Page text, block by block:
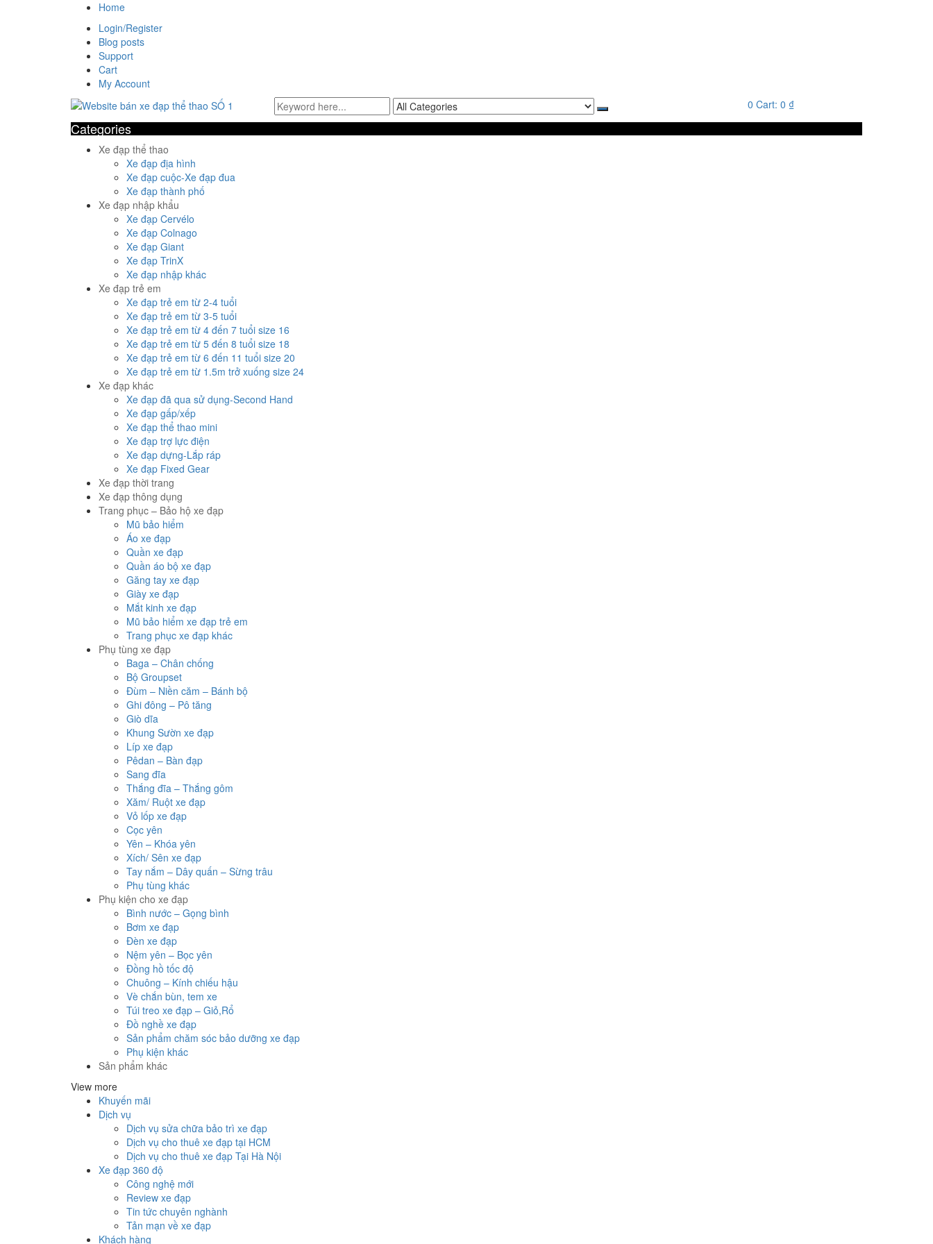
Home
Login/Register
Blog posts
Support
Cart
My Account
0 Cart: 0 ₫
Categories
Xe đạp thể thao
Xe đạp địa hình
Xe đạp cuộc-Xe đạp đua
Xe đạp thành phố
Xe đạp nhập khẩu
Xe đạp Cervélo
Xe đạp Colnago
Xe đạp Giant
Xe đạp TrinX
Xe đạp nhập khác
Xe đạp trẻ em
Xe đạp trẻ em từ 2-4 tuổi
Xe đạp trẻ em từ 3-5 tuổi
Xe đạp trẻ em từ 4 đến 7 tuổi size 16
Xe đạp trẻ em từ 5 đến 8 tuổi size 18
Xe đạp trẻ em từ 6 đến 11 tuổi size 20
Xe đạp trẻ em từ 1.5m trở xuống size 24
Xe đạp khác
Xe đạp đã qua sử dụng-Second Hand
Xe đạp gấp/xếp
Xe đạp thể thao mini
Xe đạp trợ lực điện
Xe đạp dựng-Lắp ráp
Xe đạp Fixed Gear
Xe đạp thời trang
Xe đạp thông dụng
Trang phục – Bảo hộ xe đạp
Mũ bảo hiểm
Áo xe đạp
Quần xe đạp
Quần áo bộ xe đạp
Găng tay xe đạp
Giày xe đạp
Mắt kinh xe đạp
Mũ bảo hiểm xe đạp trẻ em
Trang phục xe đạp khác
Phụ tùng xe đạp
Baga – Chân chống
Bộ Groupset
Đùm – Niền căm – Bánh bộ
Ghi đông – Pô tăng
Giò dĩa
Khung Sườn xe đạp
Líp xe đạp
Pêdan – Bàn đạp
Sang đĩa
Thắng đĩa – Thắng gôm
Xăm/ Ruột xe đạp
Vỏ lốp xe đạp
Cọc yên
Yên – Khóa yên
Xích/ Sên xe đạp
Tay nắm – Dây quấn – Sừng trâu
Phụ tùng khác
Phụ kiện cho xe đạp
Bình nước – Gọng bình
Bơm xe đạp
Đèn xe đạp
Nệm yên – Bọc yên
Đồng hồ tốc độ
Chuông – Kính chiếu hậu
Vè chắn bùn, tem xe
Túi treo xe đạp – Giỏ,Rổ
Đồ nghề xe đạp
Sản phẩm chăm sóc bảo dưỡng xe đạp
Phụ kiện khác
Sản phẩm khác
View more
Khuyến mãi
Dịch vụ
Dịch vụ sửa chữa bảo trì xe đạp
Dịch vụ cho thuê xe đạp tại HCM
Dịch vụ cho thuê xe đạp Tại Hà Nội
Xe đạp 360 độ
Công nghệ mới
Review xe đạp
Tin tức chuyên nghành
Tản mạn về xe đạp
Khách hàng